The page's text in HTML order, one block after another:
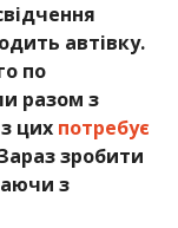
автівку.
по
разом з
цих потребує
зробити
з